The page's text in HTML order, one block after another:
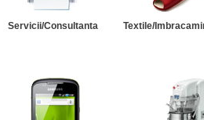
Servicii/Consultanta Textile/